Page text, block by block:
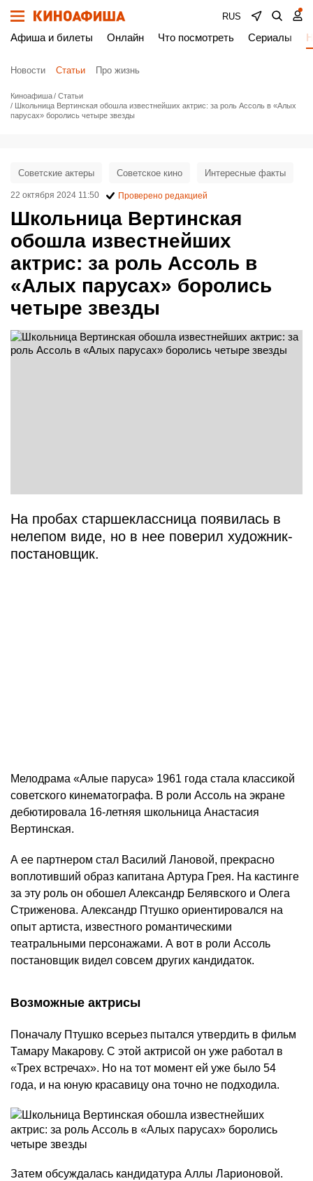
RUS
Афиша и билеты Онлайн Что посмотреть Сериалы
Новости Статьи Про жизнь
Киноафиша
Статьи
Школьница Вертинская обошла известнейших актрис: за роль Ассоль в «Алых
парусах» боролись четыре звезды
Школьница Вертинская
обошла известнейших
актрис: за роль Ассоль в
«Алых парусах» боролись
четыре звезды
Советские актеры Советское кино Интересные факты
22 октября 2024 11:50 Проверено редакцией
На пробах старшеклассница появилась в
нелепом виде, но в нее поверил художник-
постановщик.
Мелодрама «Алые паруса» 1961 года стала классикой
советского кинематографа. В роли Ассоль на экране
дебютировала 16-летняя школьница Анастасия
Вертинская.
А ее партнером стал Василий Лановой, прекрасно
воплотивший образ капитана Артура Грея. На кастинге
за эту роль он обошел Александр Белявского и Олега
Стриженова. Александр Птушко ориентировался на
опыт артиста, известного романтическими
театральными персонажами. А вот в роли Ассоль
постановщик видел совсем других кандидаток.
Возможные актрисы
Поначалу Птушко всерьез пытался утвердить в фильм
Тамару Макарову. С этой актрисой он уже работал в
«Трех встречах». Но на тот момент ей уже было 54
года, и на юную красавицу она точно не подходила.
Затем обсуждалась кандидатура Аллы Ларионовой.